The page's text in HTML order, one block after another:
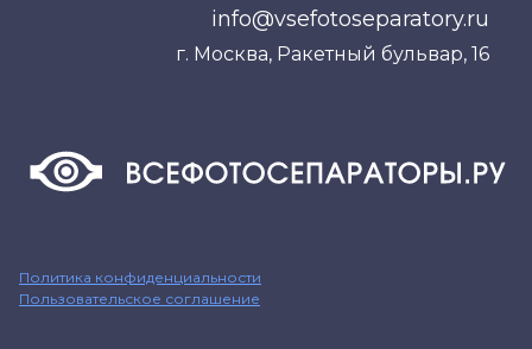
info@vsefotoseparatory.ru
г. Москва, Ракетный бульвар, 16
Политика конфиденциальности
Пользовательское соглашение